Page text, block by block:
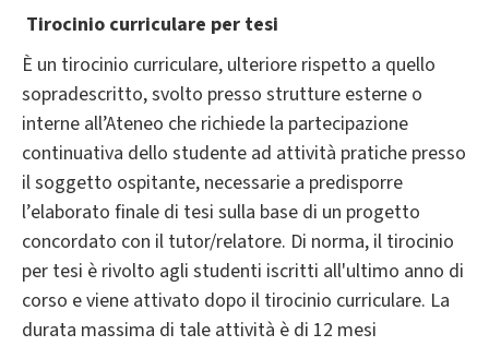
Tirocinio curriculare per tesi
È un tirocinio curriculare, ulteriore rispetto a quello
sopradescritto, svolto presso strutture esterne o
interne all’Ateneo che richiede la partecipazione
continuativa dello studente ad attività pratiche presso
il soggetto ospitante, necessarie a predisporre
l’elaborato finale di tesi sulla base di un progetto
concordato con il tutor/relatore. Di norma, il tirocinio
per tesi è rivolto agli studenti iscritti all'ultimo anno di
corso e viene attivato dopo il tirocinio curriculare. La
durata massima di tale attività è di 12 mesi